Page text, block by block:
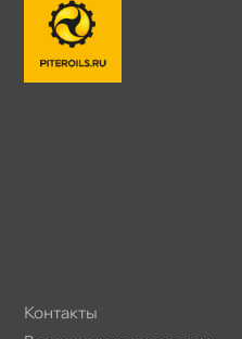
Контакты